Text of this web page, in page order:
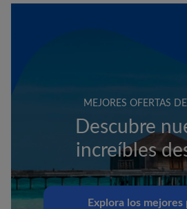
MEJORES OFERTAS
Descubre
increíbles
Explora los mejores